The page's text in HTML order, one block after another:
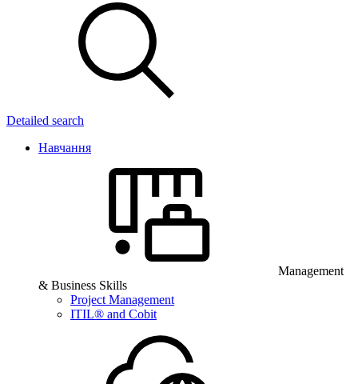
Detailed search
Навчання
Management
& Business Skills
Project Management
ITIL® and Cobit